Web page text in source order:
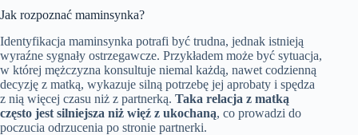
Jak rozpoznać maminsynka?
Identyfikacja maminsynka potrafi być trudna, jednak istnieją
wyraźne sygnały ostrzegawcze. Przykładem może być sytuacja,
w której mężczyzna konsultuje niemal każdą, nawet codzienną
decyzję z matką, wykazuje silną potrzebę jej aprobaty i spędza
z nią więcej czasu niż z partnerką. Taka relacja z matką
często jest silniejsza niż więź z ukochaną, co prowadzi do
poczucia odrzucenia po stronie partnerki.